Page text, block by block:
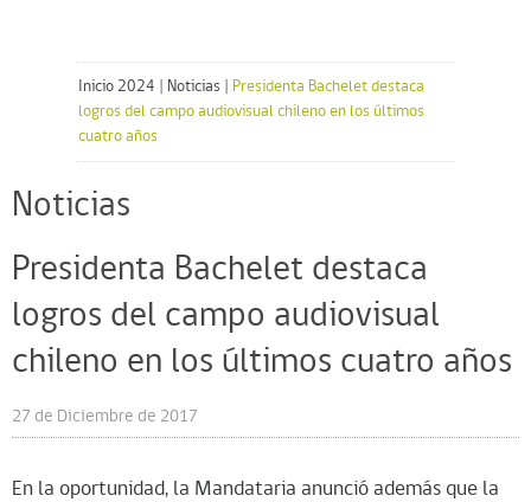
Inicio 2024 Noticias
Presidenta Bachelet destaca
logros del campo audiovisual chileno en los últimos
cuatro años
Noticias
Presidenta Bachelet destaca
logros del campo audiovisual
chileno en los últimos cuatro años
27 de Diciembre de 2017
En la oportunidad, la Mandataria anunció además que la